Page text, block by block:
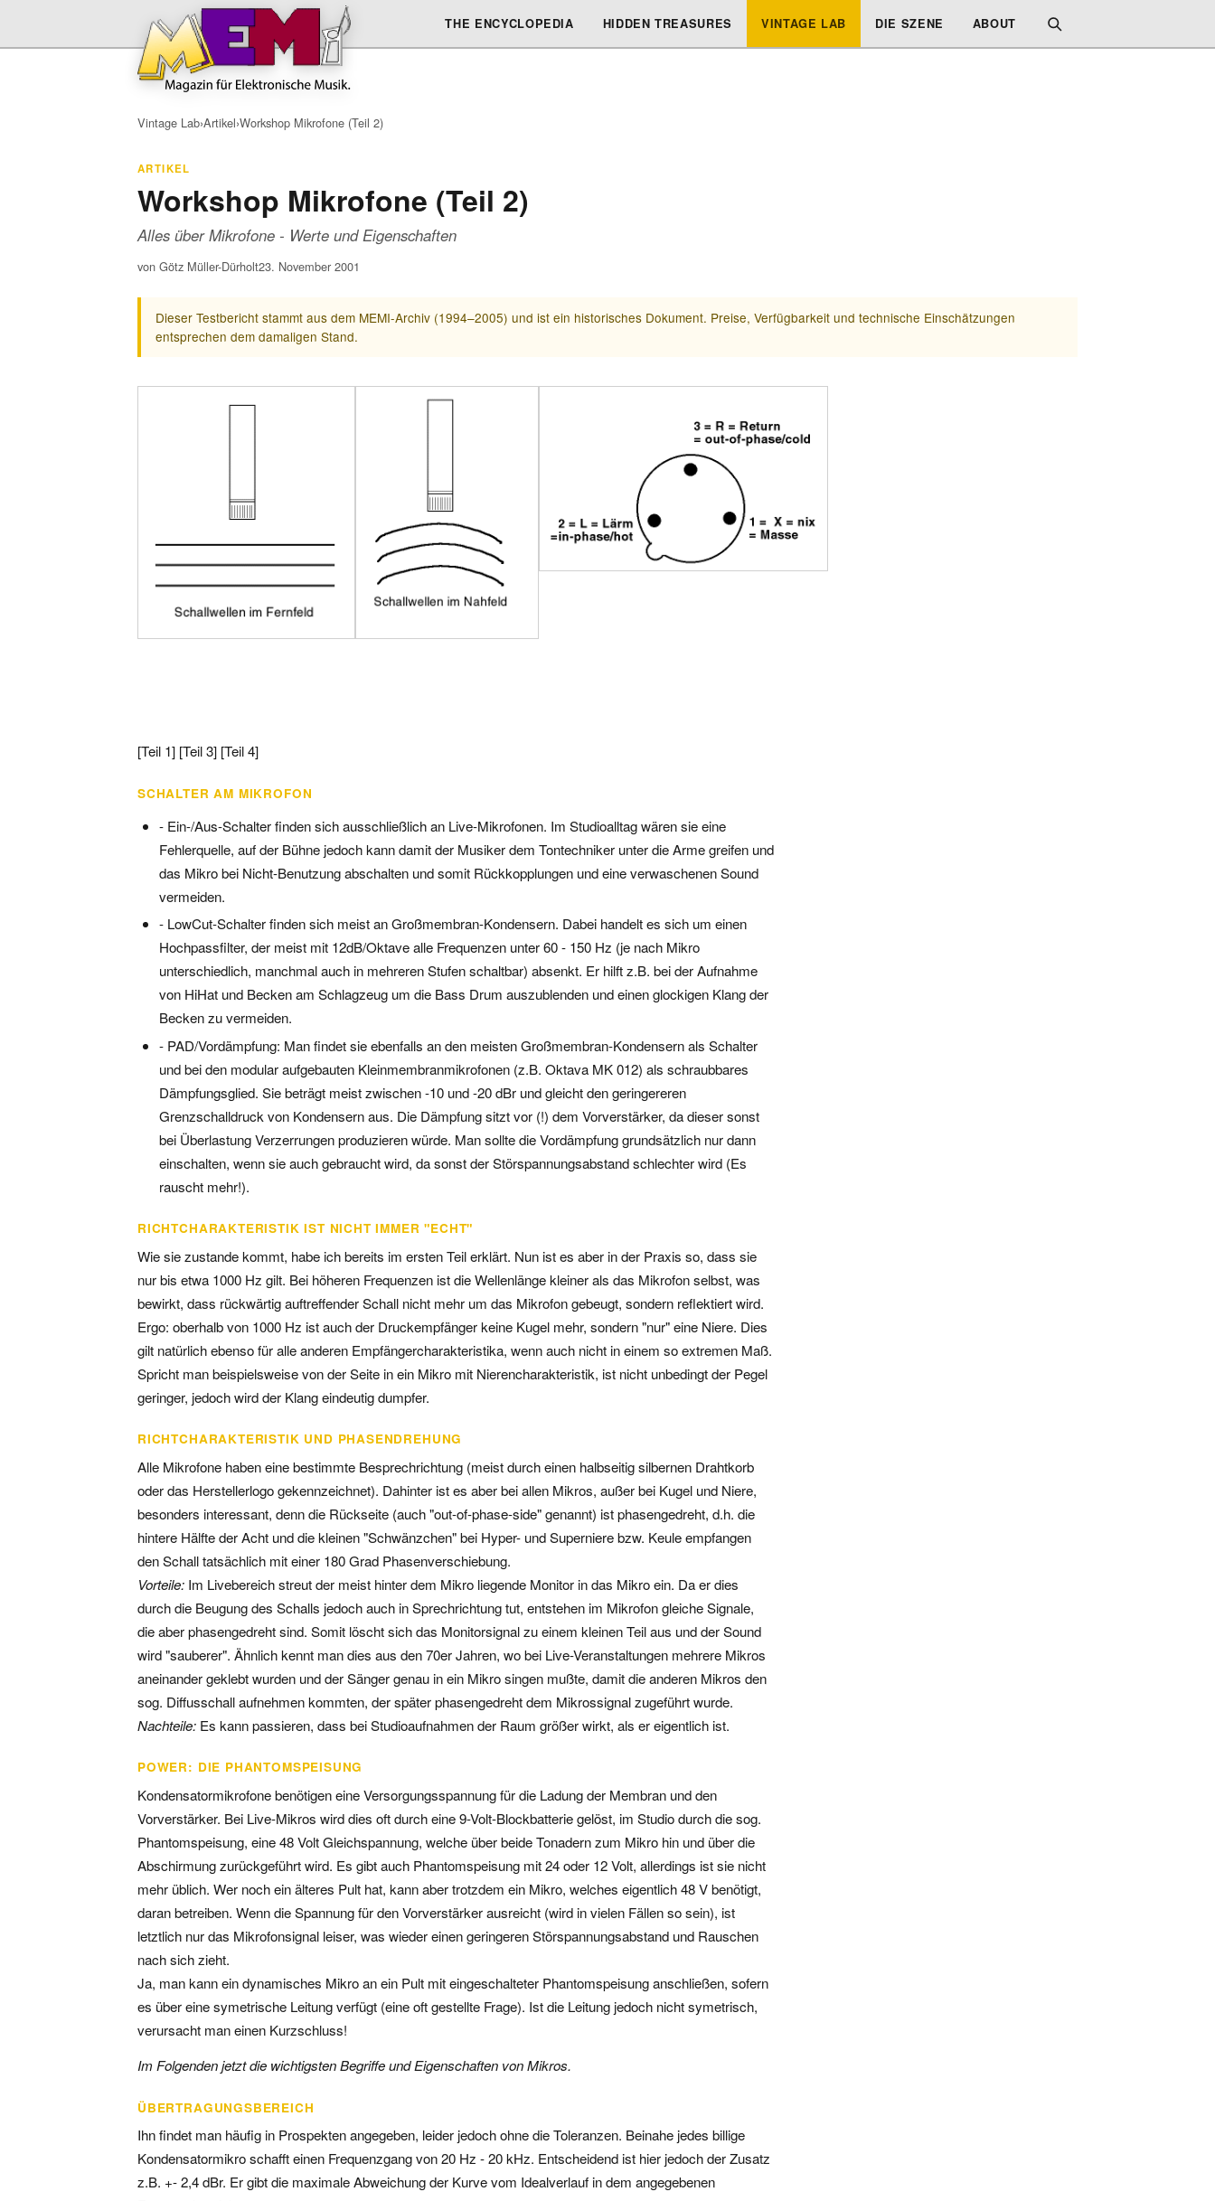
THE ENCYCLOPEDIA HIDDEN TREASURES VINTAGE LAB DIE SZENE ABOUT
Vintage Lab›Artikel›Workshop Mikrofone (Teil 2)
ARTIKEL
Workshop Mikrofone (Teil 2)
Alles über Mikrofone - Werte und Eigenschaften
von Götz Müller-Dürholt23. November 2001
Dieser Testbericht stammt aus dem MEMI-Archiv (1994–2005) und ist ein historisches Dokument. Preise, Verfügbarkeit und technische Einschätzungen
entsprechen dem damaligen Stand.
[Teil 1] [Teil 3] [Teil 4]
SCHALTER AM MIKROFON
- Ein-/Aus-Schalter finden sich ausschließlich an Live-Mikrofonen. Im Studioalltag wären sie eine
Fehlerquelle, auf der Bühne jedoch kann damit der Musiker dem Tontechniker unter die Arme greifen und
das Mikro bei Nicht-Benutzung abschalten und somit Rückkopplungen und eine verwaschenen Sound
vermeiden.
- LowCut-Schalter finden sich meist an Großmembran-Kondensern. Dabei handelt es sich um einen
Hochpassfilter, der meist mit 12dB/Oktave alle Frequenzen unter 60 - 150 Hz (je nach Mikro
unterschiedlich, manchmal auch in mehreren Stufen schaltbar) absenkt. Er hilft z.B. bei der Aufnahme
von HiHat und Becken am Schlagzeug um die Bass Drum auszublenden und einen glockigen Klang der
Becken zu vermeiden.
- PAD/Vordämpfung: Man findet sie ebenfalls an den meisten Großmembran-Kondensern als Schalter
und bei den modular aufgebauten Kleinmembranmikrofonen (z.B. Oktava MK 012) als schraubbares
Dämpfungsglied. Sie beträgt meist zwischen -10 und -20 dBr und gleicht den geringereren
Grenzschalldruck von Kondensern aus. Die Dämpfung sitzt vor (!) dem Vorverstärker, da dieser sonst
bei Überlastung Verzerrungen produzieren würde. Man sollte die Vordämpfung grundsätzlich nur dann
einschalten, wenn sie auch gebraucht wird, da sonst der Störspannungsabstand schlechter wird (Es
rauscht mehr!).
RICHTCHARAKTERISTIK IST NICHT IMMER "ECHT"
Wie sie zustande kommt, habe ich bereits im ersten Teil erklärt. Nun ist es aber in der Praxis so, dass sie
nur bis etwa 1000 Hz gilt. Bei höheren Frequenzen ist die Wellenlänge kleiner als das Mikrofon selbst, was
bewirkt, dass rückwärtig auftreffender Schall nicht mehr um das Mikrofon gebeugt, sondern reflektiert wird.
Ergo: oberhalb von 1000 Hz ist auch der Druckempfänger keine Kugel mehr, sondern "nur" eine Niere. Dies
gilt natürlich ebenso für alle anderen Empfängercharakteristika, wenn auch nicht in einem so extremen Maß.
Spricht man beispielsweise von der Seite in ein Mikro mit Nierencharakteristik, ist nicht unbedingt der Pegel
geringer, jedoch wird der Klang eindeutig dumpfer.
RICHTCHARAKTERISTIK UND PHASENDREHUNG
Alle Mikrofone haben eine bestimmte Besprechrichtung (meist durch einen halbseitig silbernen Drahtkorb
oder das Herstellerlogo gekennzeichnet). Dahinter ist es aber bei allen Mikros, außer bei Kugel und Niere,
besonders interessant, denn die Rückseite (auch "out-of-phase-side" genannt) ist phasengedreht, d.h. die
hintere Hälfte der Acht und die kleinen "Schwänzchen" bei Hyper- und Superniere bzw. Keule empfangen
den Schall tatsächlich mit einer 180 Grad Phasenverschiebung.
Vorteile: Im Livebereich streut der meist hinter dem Mikro liegende Monitor in das Mikro ein. Da er dies
durch die Beugung des Schalls jedoch auch in Sprechrichtung tut, entstehen im Mikrofon gleiche Signale,
die aber phasengedreht sind. Somit löscht sich das Monitorsignal zu einem kleinen Teil aus und der Sound
wird "sauberer". Ähnlich kennt man dies aus den 70er Jahren, wo bei Live-Veranstaltungen mehrere Mikros
aneinander geklebt wurden und der Sänger genau in ein Mikro singen mußte, damit die anderen Mikros den
sog. Diffusschall aufnehmen kommten, der später phasengedreht dem Mikrossignal zugeführt wurde.
Nachteile: Es kann passieren, dass bei Studioaufnahmen der Raum größer wirkt, als er eigentlich ist.
POWER: DIE PHANTOMSPEISUNG
Kondensatormikrofone benötigen eine Versorgungsspannung für die Ladung der Membran und den
Vorverstärker. Bei Live-Mikros wird dies oft durch eine 9-Volt-Blockbatterie gelöst, im Studio durch die sog.
Phantomspeisung, eine 48 Volt Gleichspannung, welche über beide Tonadern zum Mikro hin und über die
Abschirmung zurückgeführt wird. Es gibt auch Phantomspeisung mit 24 oder 12 Volt, allerdings ist sie nicht
mehr üblich. Wer noch ein älteres Pult hat, kann aber trotzdem ein Mikro, welches eigentlich 48 V benötigt,
daran betreiben. Wenn die Spannung für den Vorverstärker ausreicht (wird in vielen Fällen so sein), ist
letztlich nur das Mikrofonsignal leiser, was wieder einen geringeren Störspannungsabstand und Rauschen
nach sich zieht.
Ja, man kann ein dynamisches Mikro an ein Pult mit eingeschalteter Phantomspeisung anschließen, sofern
es über eine symetrische Leitung verfügt (eine oft gestellte Frage). Ist die Leitung jedoch nicht symetrisch,
verursacht man einen Kurzschluss!
Im Folgenden jetzt die wichtigsten Begriffe und Eigenschaften von Mikros.
ÜBERTRAGUNGSBEREICH
Ihn findet man häufig in Prospekten angegeben, leider jedoch ohne die Toleranzen. Beinahe jedes billige
Kondensatormikro schafft einen Frequenzgang von 20 Hz - 20 kHz. Entscheidend ist hier jedoch der Zusatz
z.B. +- 2,4 dBr. Er gibt die maximale Abweichung der Kurve vom Idealverlauf in dem angegebenen